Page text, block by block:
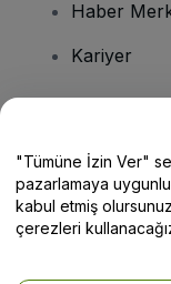
Haber
Kariyer
Yardım
"Tümüne İzin Ver"
pazarlamaya
kabul etmiş
çerezleri